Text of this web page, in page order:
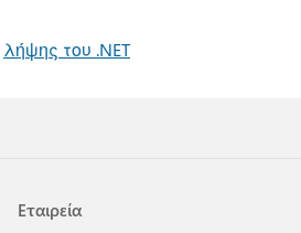
λήψης του .NET
Εταιρεία